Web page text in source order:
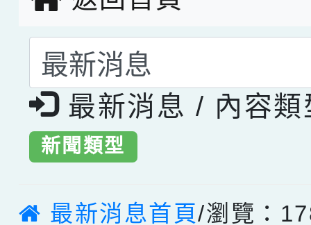
選擇後頁面內容會更
最新消息 / 內容類
新聞類型
最新消息首頁/瀏覽：